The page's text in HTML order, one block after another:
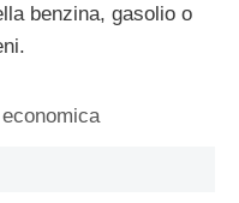
benzina, gasolio o